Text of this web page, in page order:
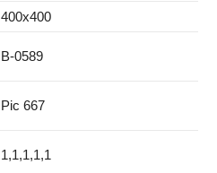
400x400
B-0589
Pic 667
1,1,1,1,1